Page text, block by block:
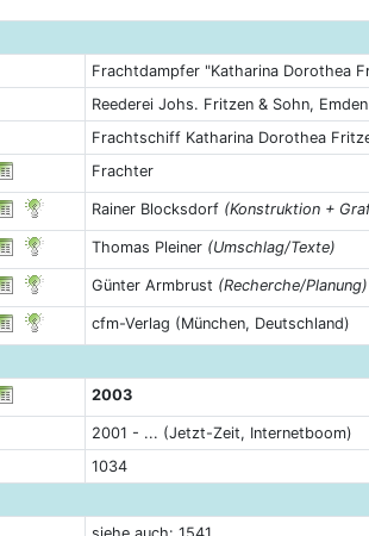
Frachtdampfer "Katharina Dorothea
Reederei Johs. Fritzen & Sohn, Emden
Frachtschiff Katharina Dorothea
Frachter
Rainer Blocksdorf (Konstruktion +
Thomas Pleiner (Umschlag/Texte)
Günter Armbrust (Recherche/Planung)
cfm-Verlag (München, Deutschland)
2003
2001 - ... (Jetzt-Zeit, Internetboom)
1034